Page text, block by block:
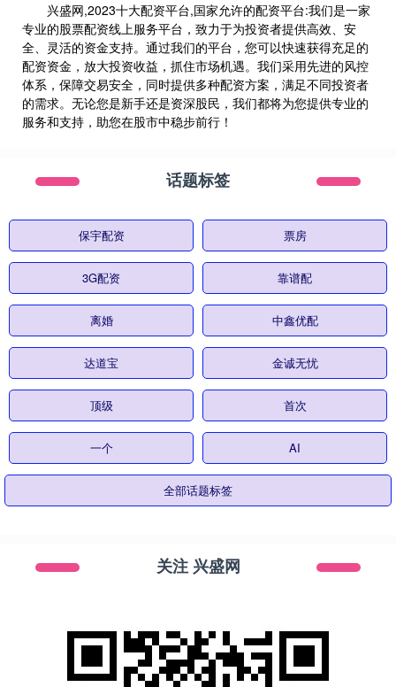
兴盛网,2023十大配资平台,国家允许的配资平台:我们是一家
专业的股票配资线上服务平台，致力于为投资者提供高效、安
全、灵活的资金支持。通过我们的平台，您可以快速获得充足的
配资资金，放大投资收益，抓住市场机遇。我们采用先进的风控
体系，保障交易安全，同时提供多种配资方案，满足不同投资者
的需求。无论您是新手还是资深股民，我们都将为您提供专业的
服务和支持，助您在股市中稳步前行！
话题标签
保宇配资 票房
3G配资 靠谱配
离婚 中鑫优配
达道宝 金诚无忧
顶级 首次
一个 AI
全部话题标签
关注 兴盛网